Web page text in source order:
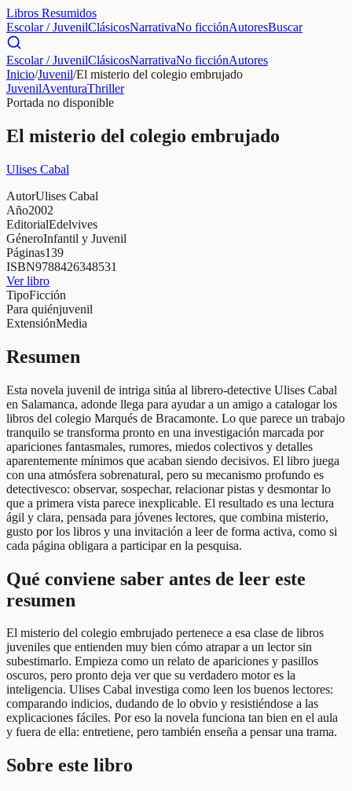
Libros Resumidos
Escolar / JuvenilClásicosNarrativaNo ficciónAutoresBuscar
Escolar / JuvenilClásicosNarrativaNo ficciónAutores
Inicio/Juvenil/El misterio del colegio embrujado
JuvenilAventuraThriller
Portada no disponible
El misterio del colegio embrujado
Ulises Cabal
AutorUlises Cabal
Año2002
EditorialEdelvives
GéneroInfantil y Juvenil
Páginas139
ISBN9788426348531
Ver libro
TipoFicción
Para quiénjuvenil
ExtensiónMedia
Resumen
Esta novela juvenil de intriga sitúa al librero-detective Ulises Cabal
en Salamanca, adonde llega para ayudar a un amigo a catalogar los
libros del colegio Marqués de Bracamonte. Lo que parece un trabajo
tranquilo se transforma pronto en una investigación marcada por
apariciones fantasmales, rumores, miedos colectivos y detalles
aparentemente mínimos que acaban siendo decisivos. El libro juega
con una atmósfera sobrenatural, pero su mecanismo profundo es
detectivesco: observar, sospechar, relacionar pistas y desmontar lo
que a primera vista parece inexplicable. El resultado es una lectura
ágil y clara, pensada para jóvenes lectores, que combina misterio,
gusto por los libros y una invitación a leer de forma activa, como si
cada página obligara a participar en la pesquisa.
Qué conviene saber antes de leer este
resumen
El misterio del colegio embrujado pertenece a esa clase de libros
juveniles que entienden muy bien cómo atrapar a un lector sin
subestimarlo. Empieza como un relato de apariciones y pasillos
oscuros, pero pronto deja ver que su verdadero motor es la
inteligencia. Ulises Cabal investiga como leen los buenos lectores:
comparando indicios, dudando de lo obvio y resistiéndose a las
explicaciones fáciles. Por eso la novela funciona tan bien en el aula
y fuera de ella: entretiene, pero también enseña a pensar una trama.
Sobre este libro